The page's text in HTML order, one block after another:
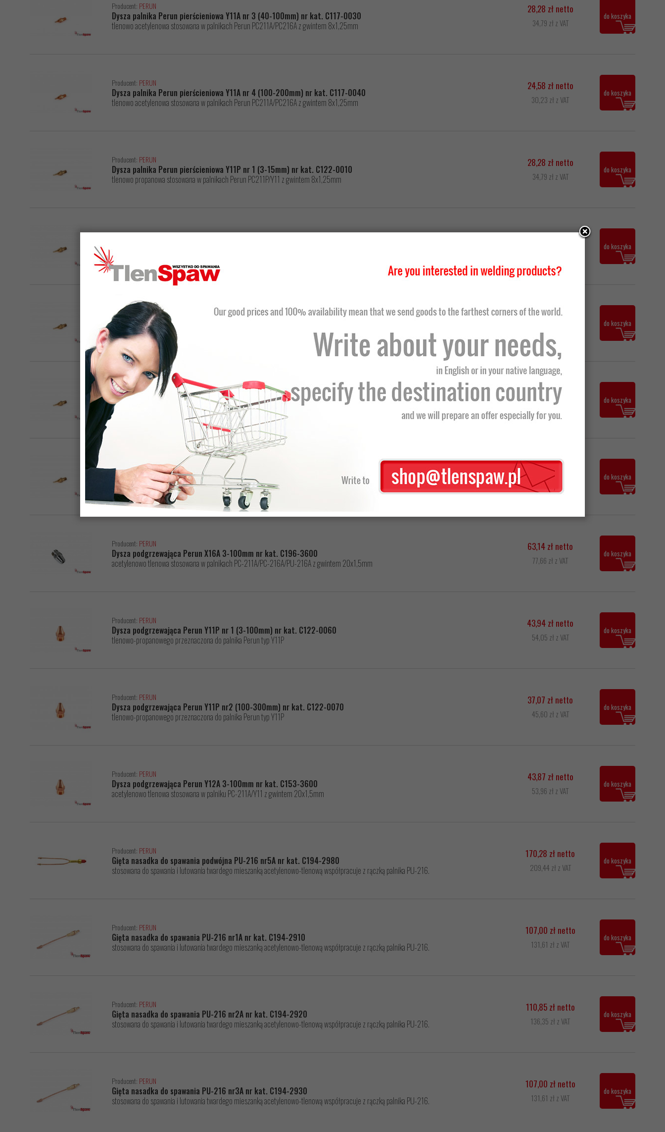
Producent: PERUN
Dysza palnika Perun pierścieniowa Y11A nr 3 (40-100mm) nr kat. C117-0030
tlenowo acetylenowa stosowana w palnikach Perun PC211A/PC216A z gwintem 8x1,25mm
28,28 zł netto
34,79 zł z VAT
do koszyka
Producent: PERUN
Dysza palnika Perun pierścieniowa Y11A nr 4 (100-200mm) nr kat. C117-0040
tlenowo acetylenowa stosowana w palnikach Perun PC211A/PC216A z gwintem 8x1,25mm
24,58 zł netto
30,23 zł z VAT
do koszyka
Producent: PERUN
Dysza palnika Perun pierścieniowa Y11P nr 1 (3-15mm) nr kat. C122-0010
tlenowo propanowa stosowana w palnikach Perun PC211P/Y11 z gwintem 8x1,25mm
28,28 zł netto
34,79 zł z VAT
do koszyka
tlenowo propanowa stosowana w palnikach Perun PC211P/Y11 z gwintem 8x1,25mm
do koszyka
Producent:PERUN
Dysza palnika Perun pierścieniowa Y11P nr 3 (40-100mm) nr kat. C122-0030
tlenowo propanowa stosowana w palnikach Perun PC211P/Y11 z gwintem 8x1,25mm
28,28 zł netto
34,79 zł z VAT
do koszyka
Producent:PERUN
Dysza palnika Perun pierścieniowa Y11P nr 4 (100-200mm) nr kat.C122-0040
tlenowo propanowa stosowana w palnikach Perun PC211P/Y11 z gwintem 8x1,25mm
24,58 zł netto
30,23 zł z VAT
do koszyka
Producent:PERUN
Dysza palnika Perun pierścieniowa Y11P nr 5 (200-300mm) nr kat. C122-0050
tlenowo propanowa stosowana w palnikach Perun PC211P/Y11 z gwintem 8x1,25mm
24,58 zł netto
30,23 zł z VAT
do koszyka
Producent: PERUN
Dysza podgrzewająca Perun X16A 3-100mm nr kat. C196-3600
acetylenowo tlenowa stosowana w palnikach PC-211A/PC-216A/PU-216A z gwintem 20x1,5mm
63,14 zł netto
77,66 zł z VAT
do koszyka
Producent: PERUN
Dysza podgrzewająca Perun Y11P nr 1 (3-100mm) nr kat. C122-0060
tlenowo-propanowego przeznaczona do palnika Perun typ Y11P
43,94 zł netto
54,05 zł z VAT
do koszyka
Producent: PERUN
Dysza podgrzewająca Perun Y11P nr2 (100-300mm) nr kat. C122-0070
tlenowo-propanowego przeznaczona do palnika Perun typ Y11P
37,07 zł netto
45,60 zł z VAT
do koszyka
Producent: PERUN
Dysza podgrzewająca Perun Y12A 3-100mm nr kat. C153-3600
acetylenowo tlenowa stosowana w palniku PC-211A/Y11 z gwintem 20x1,5mm
43,87 zł netto
53,96 zł z VAT
do koszyka
Producent: PERUN
Gięta nasadka do spawania podwójna PU-216 nr5A nr kat. C194-2980
stosowana do spawania i lutowania twardego mieszanką acetylenowo-tlenową współpracuje z rączką palnika PU-216.
170,28 zł netto
209,44 zł z VAT
do koszyka
Producent: PERUN
Gięta nasadka do spawania PU-216 nr1A nr kat. C194-2910
stosowana do spawania i lutowania twardego mieszanką acetylenowo-tlenową współpracuje z rączką palnika PU-216.
107,00 zł netto
131,61 zł z VAT
do koszyka
Producent: PERUN
Gięta nasadka do spawania PU-216 nr2A nr kat. C194-2920
stosowana do spawania i lutowania twardego mieszanką acetylenowo-tlenową współpracuje z rączką palnika PU-216.
110,85 zł netto
136,35 zł z VAT
do koszyka
Producent: PERUN
Gięta nasadka do spawania PU-216 nr3A nr kat. C194-2930
stosowana do spawania i lutowania twardego mieszanką acetylenowo-tlenową współpracuje z rączką palnika PU-216.
107,00 zł netto
131,61 zł z VAT
do koszyka